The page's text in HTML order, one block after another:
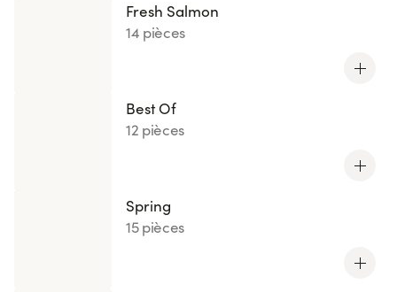
Fresh Salmon
14 pièces
Best Of
12 pièces
Spring
15 pièces